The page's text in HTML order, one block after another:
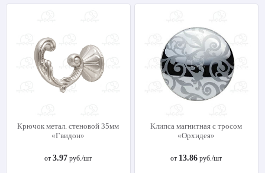
Крючок метал. стеновой 35мм
«Гвидон»
от3.97 руб./шт
Клипса магнитная с тросом
«Орхидея»
от 13.86 руб./шт